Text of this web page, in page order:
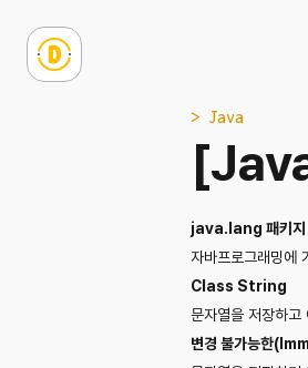
> Java
java.lang 패키지
자바프로그래밍에
Class String
문자열을 저장하고
변경 불가능한